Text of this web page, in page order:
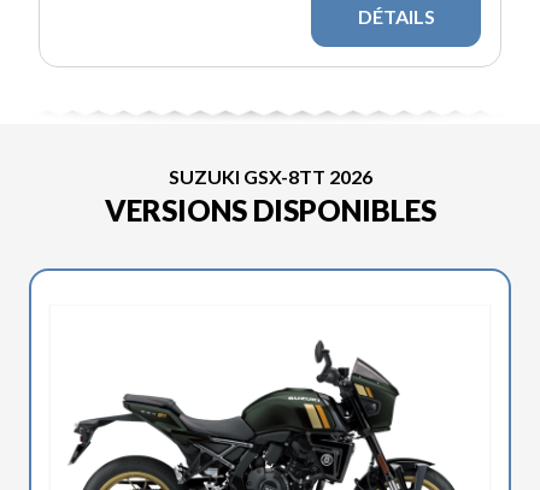
DÉTAILS
SUZUKI GSX-8TT 2026
VERSIONS DISPONIBLES